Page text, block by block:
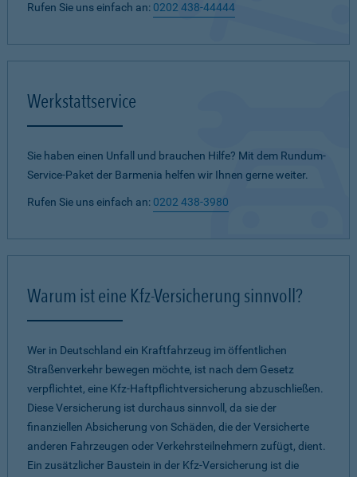
Rufen Sie uns einfach an: 0202 438-44444
Werkstattservice
Sie haben einen Unfall und brauchen Hilfe? Mit dem Rundum-
Service-Paket der Barmenia helfen wir Ihnen gerne weiter.
Rufen Sie uns einfach an: 0202 438-3980
Warum ist eine Kfz-Versicherung sinnvoll?
Wer in Deutschland ein Kraftfahrzeug im öffentlichen
Straßenverkehr bewegen möchte, ist nach dem Gesetz
verpflichtet, eine Kfz-Haftpflichtversicherung abzuschließen.
Diese Versicherung ist durchaus sinnvoll, da sie der
finanziellen Absicherung von Schäden, die der Versicherte
anderen Fahrzeugen oder Verkehrsteilnehmern zufügt, dient.
Ein zusätzlicher Baustein in der Kfz-Versicherung ist die